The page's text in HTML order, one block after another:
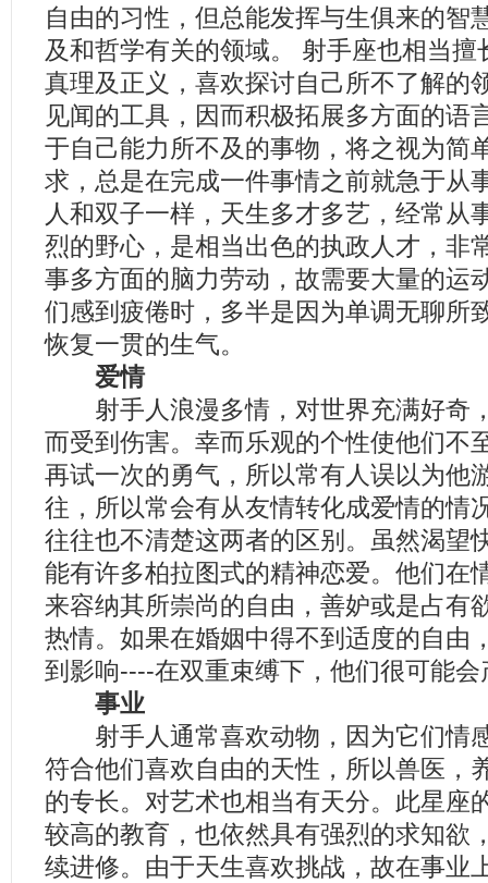
自由的习性，但总能发挥与生俱来的智
及和哲学有关的领域。 射手座也相当
真理及正义，喜欢探讨自己所不了解的
见闻的工具，因而积极拓展多方面的语
于自己能力所不及的事物，将之视为简
求，总是在完成一件事情之前就急于从
人和双子一样，天生多才多艺，经常从
烈的野心，是相当出色的执政人才，非
事多方面的脑力劳动，故需要大量的运
们感到疲倦时，多半是因为单调无聊所
恢复一贯的生气。
爱情
射手人浪漫多情，对世界充满好奇
而受到伤害。幸而乐观的个性使他们不
再试一次的勇气，所以常有人误以为他
往，所以常会有从友情转化成爱情的情
往往也不清楚这两者的区别。虽然渴望
能有许多柏拉图式的精神恋爱。他们在
来容纳其所崇尚的自由，善妒或是占有
热情。如果在婚姻中得不到适度的自由
到影响----在双重束缚下，他们很可能
事业
射手人通常喜欢动物，因为它们情
符合他们喜欢自由的天性，所以兽医，
的专长。对艺术也相当有天分。此星座
较高的教育，也依然具有强烈的求知欲
续进修。由于天生喜欢挑战，故在事业